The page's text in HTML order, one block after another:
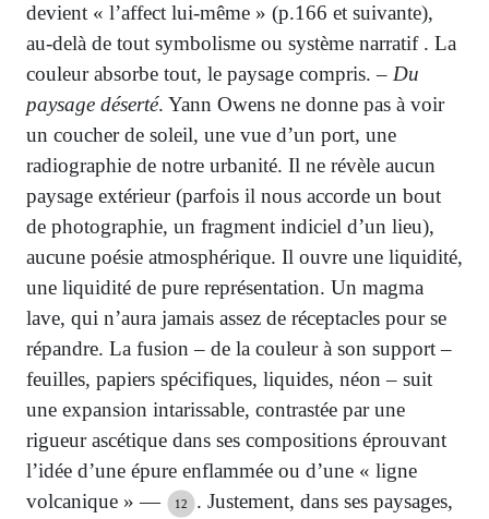
devient « l’affect lui-même » (p.166 et suivante),
au-delà de tout symbolisme ou système narratif . La
couleur absorbe tout, le paysage compris. – Du
paysage déserté. Yann Owens ne donne pas à voir
un coucher de soleil, une vue d’un port, une
radiographie de notre urbanité. Il ne révèle aucun
paysage extérieur (parfois il nous accorde un bout
de photographie, un fragment indiciel d’un lieu),
aucune poésie atmosphérique. Il ouvre une liquidité,
une liquidité de pure représentation. Un magma
lave, qui n’aura jamais assez de réceptacles pour se
répandre. La fusion – de la couleur à son support –
feuilles, papiers spécifiques, liquides, néon – suit
une expansion intarissable, contrastée par une
rigueur ascétique dans ses compositions éprouvant
l’idée d’une épure enflammée ou d’une « ligne
volcanique » —
12
. Justement, dans ses paysages,